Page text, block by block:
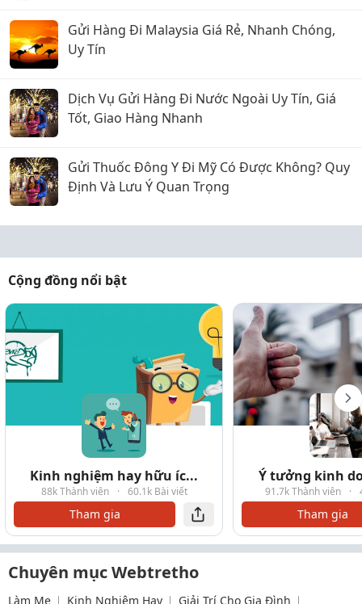
Gửi Hàng Đi Malaysia Giá Rẻ, Nhanh Chóng,
Uy Tín
Dịch Vụ Gửi Hàng Đi Nước Ngoài Uy Tín, Giá
Tốt, Giao Hàng Nhanh
Gửi Thuốc Đông Y Đi Mỹ Có Được Không? Quy
Định Và Lưu Ý Quan Trọng
Cộng đồng nổi bật
Kinh nghiệm hay hữu íc...
88k Thành viên · 60.1k Bài viết
Tham gia
Ý tưởng kinh
91.7k Thành viên ·
Tham gia
Chuyên mục Webtretho
Làm Mẹ Kinh Nghiệm Hay Giải Trí Cho Gia Đình